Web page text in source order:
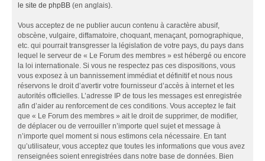
le site de phpBB (en anglais).
Vous acceptez de ne publier aucun contenu à caractère abusif,
obscène, vulgaire, diffamatoire, choquant, menaçant, pornographique,
etc. qui pourrait transgresser la législation de votre pays, du pays dans
lequel le serveur de « Le Forum des membres » est hébergé ou encore
la loi internationale. Si vous ne respectez pas ces dispositions, vous
vous exposez à un bannissement immédiat et définitif et nous nous
réservons le droit d’avertir votre fournisseur d’accès à internet et les
autorités officielles. L’adresse IP de tous les messages est enregistrée
afin d’aider au renforcement de ces conditions. Vous acceptez le fait
que « Le Forum des membres » ait le droit de supprimer, de modifier,
de déplacer ou de verrouiller n’importe quel sujet et message à
n’importe quel moment si nous estimons cela nécessaire. En tant
qu’utilisateur, vous acceptez que toutes les informations que vous avez
renseignées soient enregistrées dans notre base de données. Bien